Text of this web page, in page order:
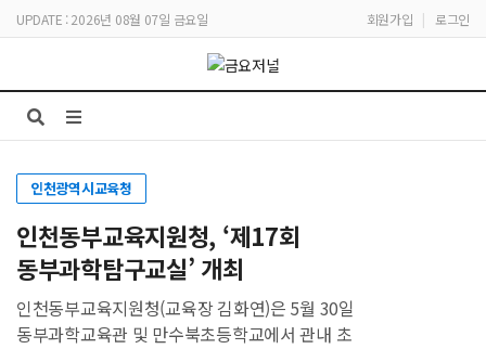
UPDATE : 2026년 08월 07일 금요일 회원가입 | 로그인
인천광역시교육청
인천동부교육지원청, ‘제17회
동부과학탐구교실’ 개최
인천동부교육지원청(교육장 김화연)은 5월 30일
동부과학교육관 및 만수북초등학교에서 관내 초